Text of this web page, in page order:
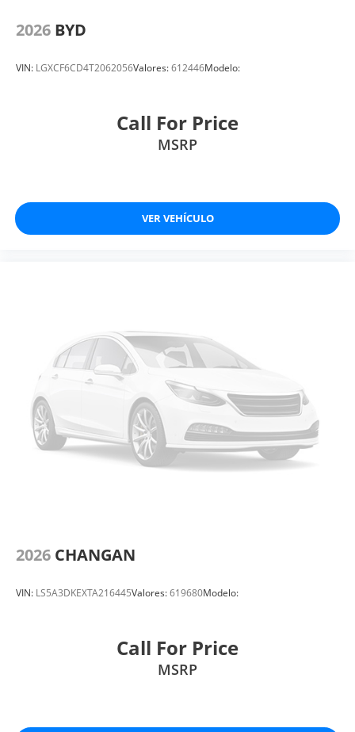
2026 BYD
VIN: LGXCF6CD4T2062056Valores:612446Modelo:
Call For Price
MSRP
VER VEHÍCULO
2026 CHANGAN
VIN: LS5A3DKEXTA216445Valores:619680Modelo:
Call For Price
MSRP